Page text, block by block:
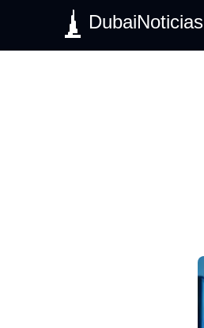
DubaiNoticias